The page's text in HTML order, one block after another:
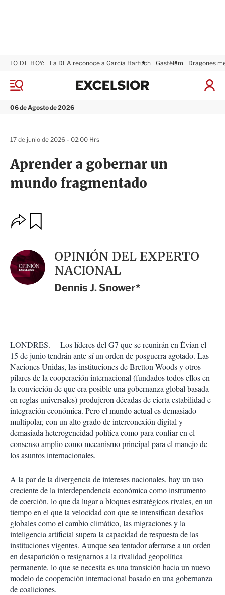
M
n
06 de Agosto de 2026
LO DE HOY: La DEA reconoce a García Harfuch Gastélum Dragones
I
x
Aprender a gobernar un
mundo fragmentado
17 de junio de 2026 - 02:00 Hrs
O
p
o
n
e
s
o
p
a
r
t
i
r
a
r
OPINIÓN DEL EXPERTO
NACIONAL
Dennis J. Snower*
LONDRES.— Los líderes del G7 que se reunirán en Évian el
15 de junio tendrán ante sí un orden de posguerra agotado. Las
Naciones Unidas, las instituciones de Bretton Woods y otros
pilares de la cooperación internacional (fundados todos ellos en
la convicción de que era posible una gobernanza global basada
en reglas universales) produjeron décadas de cierta estabilidad e
integración económica. Pero el mundo actual es demasiado
multipolar, con un alto grado de interconexión digital y
demasiada heterogeneidad política como para confiar en el
consenso amplio como mecanismo principal para el manejo de
los asuntos internacionales.
A la par de la divergencia de intereses nacionales, hay un uso
creciente de la interdependencia económica como instrumento
de coerción, lo que da lugar a bloques estratégicos rivales, en un
tiempo en el que la velocidad con que se intensifican desafíos
globales como el cambio climático, las migraciones y la
inteligencia artificial supera la capacidad de respuesta de las
instituciones vigentes. Aunque sea tentador aferrarse a un orden
en desaparición o resignarnos a la rivalidad geopolítica
permanente, lo que se necesita es una transición hacia un nuevo
modelo de cooperación internacional basado en una gobernanza
de coaliciones.